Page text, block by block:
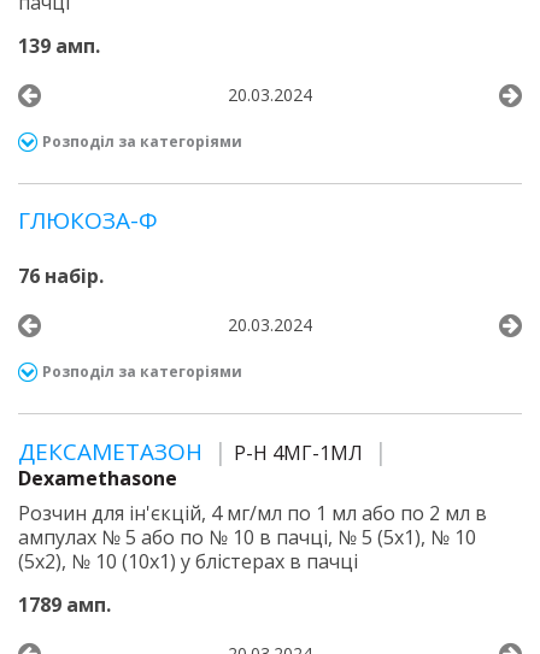
139 амп.
20.03.2024
Розподіл за категоріями
ГЛЮКОЗА-Ф
76 набір.
20.03.2024
Розподіл за категоріями
ДЕКСАМЕТАЗОН
Р-Н 4МГ-1МЛ
Dexamethasone
Розчин для ін'єкцій, 4 мг/мл по 1 мл або по 2 мл в
ампулах № 5 або по № 10 в пачці, № 5 (5х1), № 10
(5х2), № 10 (10х1) у блістерах в пачці
1789 амп.